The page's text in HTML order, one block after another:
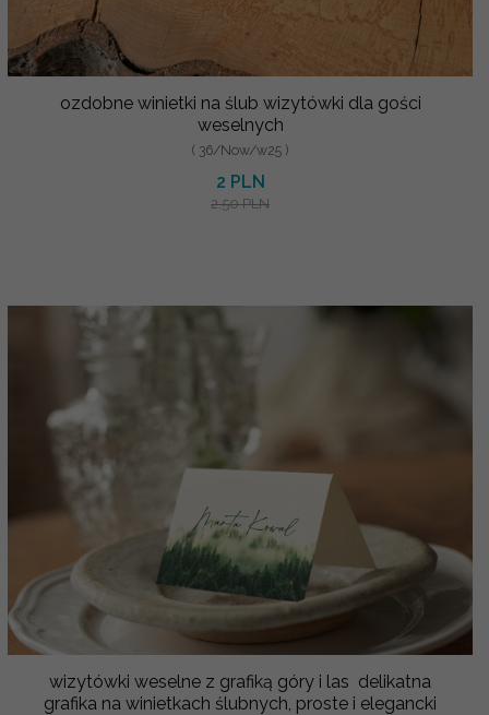
ozdobne winietki na ślub wizytówki dla gości
weselnych
( 36/Now/w25 )
2 PLN
2.50 PLN
wizytówki weselne z grafiką góry i las delikatna
grafika na winietkach ślubnych, proste i elegancki